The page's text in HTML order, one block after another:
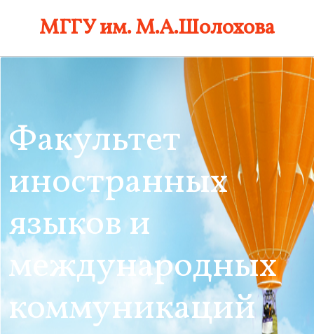
МГГУ им. М.А.Шолохова
Факультет
иностранных
языков и
международных
коммуникаций